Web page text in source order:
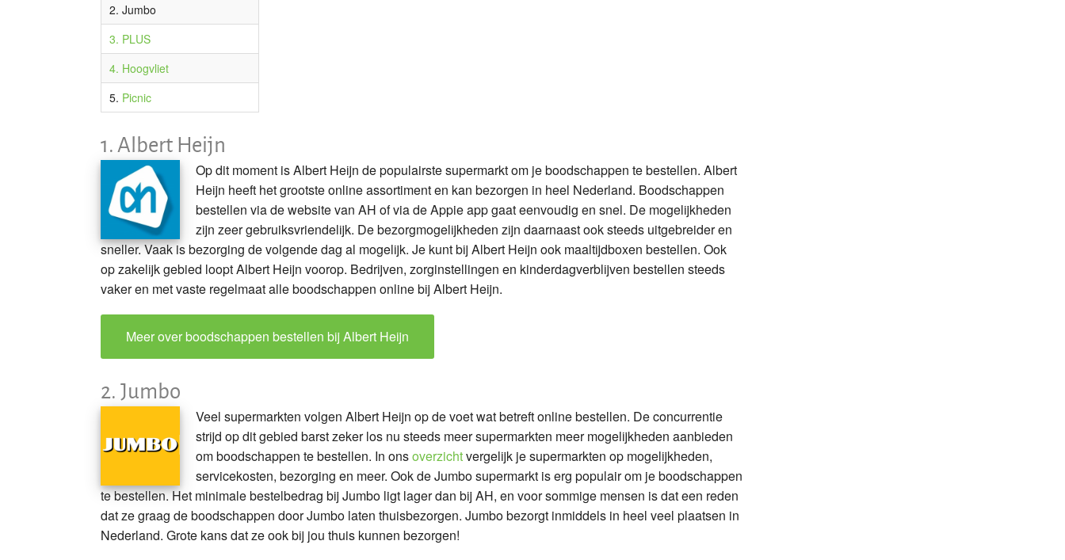
2. Jumbo
3. PLUS
4. Hoogvliet
5. Picnic
1.Albert Heijn
Op dit moment is Albert Heijn de populairste supermarkt om je boodschappen te bestellen. Albert
Heijn heeft het grootste online assortiment en kan bezorgen in heel Nederland. Boodschappen
bestellen via de website van AH of via de Appie app gaat eenvoudig en snel. De mogelijkheden
zijn zeer gebruiksvriendelijk. De bezorgmogelijkheden zijn daarnaast ook steeds uitgebreider en
sneller. Vaak is bezorging de volgende dag al mogelijk. Je kunt bij Albert Heijn ook maaltijdboxen bestellen. Ook
op zakelijk gebied loopt Albert Heijn voorop. Bedrijven, zorginstellingen en kinderdagverblijven bestellen steeds
vaker en met vaste regelmaat alle boodschappen online bij Albert Heijn.
Meer over boodschappen bestellen bij Albert Heijn
2.Jumbo
Veel supermarkten volgen Albert Heijn op de voet wat betreft online bestellen. De concurrentie
strijd op dit gebied barst zeker los nu steeds meer supermarkten meer mogelijkheden aanbieden
om boodschappen te bestellen. In onsoverzichtvergelijk je supermarkten op mogelijkheden,
servicekosten, bezorging en meer. Ook de Jumbo supermarkt is erg populair om je boodschappen
te bestellen. Het minimale bestelbedrag bij Jumbo ligt lager dan bij AH, en voor sommige mensen is dat een reden
dat ze graag de boodschappen door Jumbo laten thuisbezorgen. Jumbo bezorgt inmiddels in heel veel plaatsen in
Nederland. Grote kans dat ze ook bij jou thuis kunnen bezorgen!